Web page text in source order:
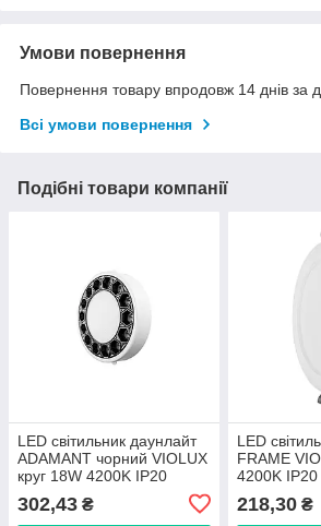
Умови повернення
Повернення товару впродовж 14 днів за
Всі умови повернення
Подібні товари компанії
LED світильник даунлайт
ADAMANT чорний VIOLUX
круг 18W 4200K IP20
302,43 ₴
LED
FRAME
4200K IP20
218,30₴